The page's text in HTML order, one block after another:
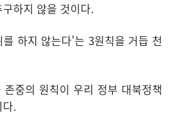
하지 않을 것이다.
하지 않는다'는 3원칙을 거듭 천
중의 원칙이 우리 정부 대북정책
.